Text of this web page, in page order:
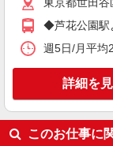
アルバイト パート
介護付有料老人ホ
◆芦花公園駅
週5日/月平均
詳細を
このお仕事に